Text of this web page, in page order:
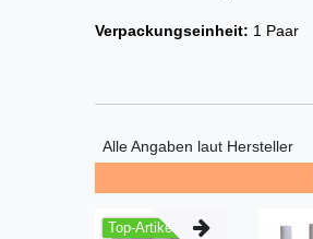
Verpackungseinheit: 1 Paar
Alle Angaben laut Hersteller
Top-Artikel